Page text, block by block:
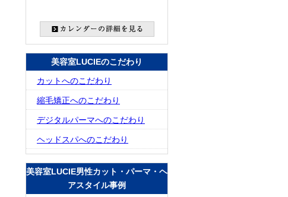
美容室LUCIEのこだわり
カットへのこだわり
縮毛矯正へのこだわり
デジタルパーマへのこだわり
ヘッドスパへのこだわり
美容室LUCIE男性カット・パーマ・ヘ
アスタイル事例